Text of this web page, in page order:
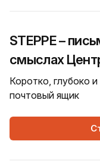
STEPPE –
смыслах
Коротко, глубоко
почтовый ящик